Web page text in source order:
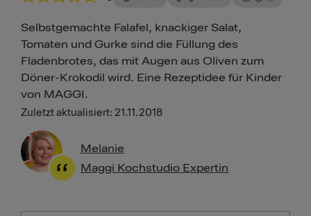
Selbstgemachte Falafel, knackiger Salat,
Tomaten und Gurke sind die Füllung des
Fladenbrotes, das mit Augen aus Oliven zum
Döner-Krokodil wird. Eine Rezeptidee für Kinder
von MAGGI.
Zuletzt aktualisiert: 21.11.2018
Melanie
Maggi Kochstudio Expertin